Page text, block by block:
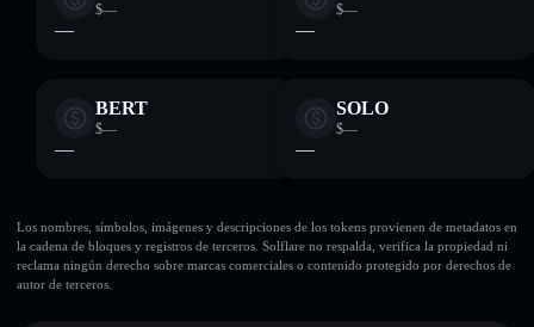
$—
—
$—
—
BERT
$—
—
SOLO
$—
—
Los nombres, símbolos, imágenes y descripciones de los tokens provienen de metadatos en
la cadena de bloques y registros de terceros. Solflare no respalda, verifica la propiedad ni
reclama ningún derecho sobre marcas comerciales o contenido protegido por derechos de
autor de terceros.